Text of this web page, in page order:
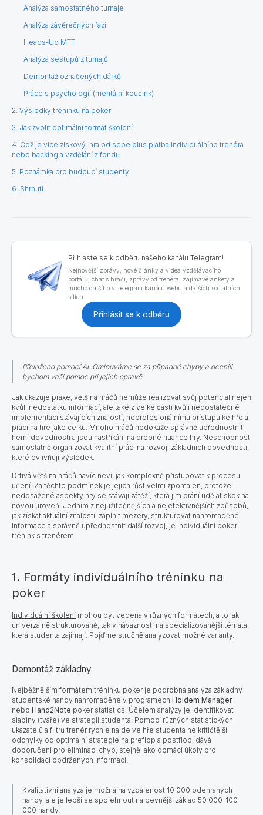
Analýza samostatného turnaje
Analýza závěrečných fází
Heads-Up MTT
Analýza sestupů z turnajů
Demontáž označených dárků
Práce s psychologií (mentální koučink)
2. Výsledky tréninku na poker
3. Jak zvolit optimální formát školení
4. Což je více ziskový: hra od sebe plus platba individuálního trenéra
nebo backing a vzdělání z fondu
5. Poznámka pro budoucí studenty
6. Shrnutí
Přihlaste se k odběru našeho kanálu Telegram!
Nejnovější zprávy, nové články a videa vzdělávacího
portálu, chat s hráči, zprávy od trenéra, zajímavé ankety a
mnoho dalšího v Telegram kanálu webu a dalších sociálních
sítích.
Přihlásit se k odběru
Přeloženo pomocí AI. Omlouváme se za případné chyby a ocenili
bychom vaši pomoc při jejich opravě.
Jak ukazuje praxe, většina hráčů nemůže realizovat svůj potenciál nejen
kvůli nedostatku informací, ale také z velké části kvůli nedostatečné
implementaci stávajících znalostí, neprofesionálnímu přístupu ke hře a
práci na hře jako celku. Mnoho hráčů nedokáže správně upřednostnit
herní dovednosti a jsou nastříkáni na drobné nuance hry. Neschopnost
samostatně organizovat kvalitní práci na rozvoji základních dovedností,
které ovlivňují výsledek.
Drtivá většina hráčů navíc neví, jak komplexně přistupovat k procesu
učení. Za těchto podmínek je jejich růst velmi zpomalen, protože
nedosažené aspekty hry se stávají zátěží, která jim brání udělat skok na
novou úroveň. Jedním z nejužitečnějších a nejefektivnějších způsobů,
jak získat aktuální znalosti, zaplnit mezery, strukturovat nahromaděné
informace a správně upřednostnit další rozvoj, je individuální poker
trénink s trenérem.
1. Formáty individuálního tréninku na
poker
Individuální školení mohou být vedena v různých formátech, a to jak
univerzálně strukturovaně, tak v návaznosti na specializovanější témata,
která studenta zajímají. Pojďme stručně analyzovat možné varianty.
Demontáž základny
Nejběžnějším formátem tréninku poker je podrobná analýza základny
studentské handy nahromaděné v programech Holdem Manager
nebo Hand2Note poker statistics. Účelem analýzy je identifikovat
slabiny (tváře) ve strategii studenta. Pomocí různých statistických
ukazatelů a filtrů trenér rychle najde ve hře studenta nejkritičtější
odchylky od optimální strategie na preflop a postflop, dává
doporučení pro eliminaci chyb, stejně jako domácí úkoly pro
konsolidaci obdržených informací.
Kvalitativní analýza je možná na vzdálenost 10 000 odehraných
handy, ale je lepší se spolehnout na pevnější základ 50 000-100
000 handy.